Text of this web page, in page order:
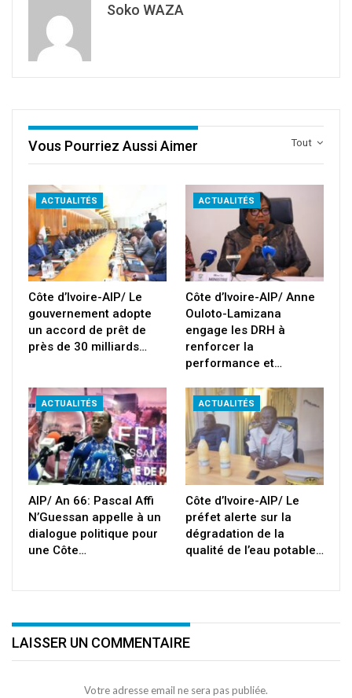
Soko WAZA
Tout
Vous Pourriez Aussi Aimer
ACTUALITÉS
Côte d’Ivoire-AIP/ Le
gouvernement adopte
un accord de prêt de
près de 30 milliards…
ACTUALITÉS
Côte d’Ivoire-AIP/ Anne
Ouloto-Lamizana
engage les DRH à
renforcer la
performance et…
ACTUALITÉS
AIP/ An 66: Pascal Affi
N’Guessan appelle à un
dialogue politique pour
une Côte…
ACTUALITÉS
Côte d’Ivoire-AIP/ Le
préfet alerte sur la
dégradation de la
qualité de l’eau potable…
LAISSER UN COMMENTAIRE
Votre adresse email ne sera pas publiée.